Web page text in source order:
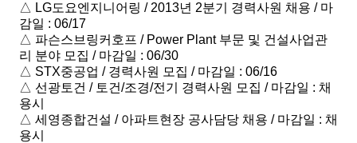
△ LG도요엔지니어링 / 2013년 2분기 경력사원 채용 / 마
감일 : 06/17
△ 파슨스브링커호프 / Power Plant 부문 및 건설사업관
리 분야 모집 / 마감일 : 06/30
△ STX중공업 / 경력사원 모집 / 마감일 : 06/16
△ 선광토건 / 토건/조경/전기 경력사원 모집 / 마감일 : 채
용시
△ 세영종합건설 / 아파트현장 공사담당 채용 / 마감일 : 채
용시